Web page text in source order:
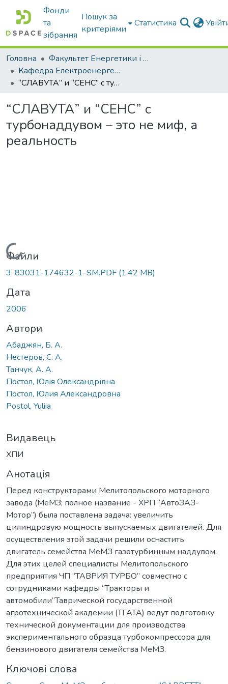
Фонди
та
зібрання
Пошук за
критеріями
Статистика
Головна
Факультет Енергетики і комп'ютерних технологій
Кафедра Електроенергетики і електротехнологій
“СЛАВУТА” и “СЕНС” с турбонаддувом – это не миф, а реальность
“СЛАВУТА” и “СЕНС” с
турбонаддувом – это не миф, а
реальность
Вантажиться...
Файли
3. 83031-174632-1-SM.PDF (1.42 MB)
Дата
2006
Автори
Абаджян, Б. А.
Нестеров, С. А.
Танчук, А. А.
Постол, Юлія Олександрівна
Постол, Юлия Александровна
Postol, Yuliia
Видавець
ХПИ
Анотація
Перед конструкторами Мелитопольского моторного
завода (МеМЗ; полное название - ХРП “АвтоЗАЗ-
Мотор”) была поставлена задача: увеличить
цилиндровую мощность выпускаемых двигателей. Для
осуществления этой задачи решили оснастить
двигатель семейства МеМЗ газотурбинным наддувом.
Для этих целей специалисты Мелитопольского
предприятия ЧП “ТАВРИЯ ТУРБО” совместно с
сотрудниками кафедры “Тракторы и
автомобили”Таврической государственной
агротехнической академии (ТГАТА) ведут подготовку
технической документации для производства
экспериментального образца турбокомпрессора для
бензинового двигателя семейства МеМЗ.
Ключові слова